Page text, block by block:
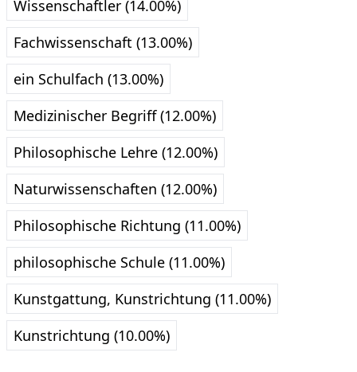
Wissenschaftler (14.00%)
Fachwissenschaft (13.00%)
ein Schulfach (13.00%)
Medizinischer Begriff (12.00%)
Philosophische Lehre (12.00%)
Naturwissenschaften (12.00%)
Philosophische Richtung (11.00%)
philosophische Schule (11.00%)
Kunstgattung, Kunstrichtung (11.00%)
Kunstrichtung (10.00%)